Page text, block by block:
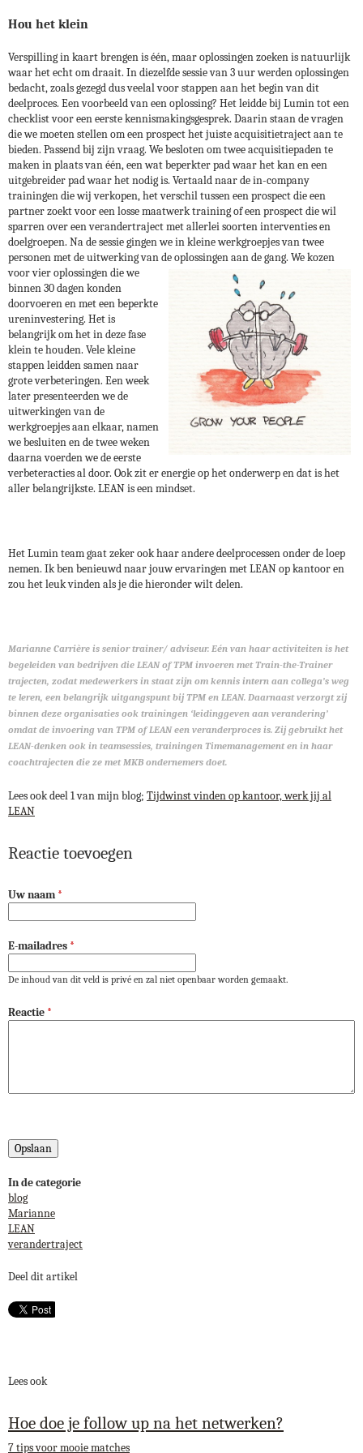
Hou het klein
Verspilling in kaart brengen is één, maar oplossingen zoeken is natuurlijk
waar het echt om draait. In diezelfde sessie van 3 uur werden oplossingen
bedacht, zoals gezegd dus veelal voor stappen aan het begin van dit
deelproces. Een voorbeeld van een oplossing? Het leidde bij Lumin tot een
checklist voor een eerste kennismakingsgesprek. Daarin staan de vragen
die we moeten stellen om een prospect het juiste acquisitietraject aan te
bieden. Passend bij zijn vraag. We besloten om twee acquisitiepaden te
maken in plaats van één, een wat beperkter pad waar het kan en een
uitgebreider pad waar het nodig is. Vertaald naar de in-company
trainingen die wij verkopen, het verschil tussen een prospect die een
partner zoekt voor een losse maatwerk training of een prospect die wil
sparren over een verandertraject met allerlei soorten interventies en
doelgroepen. Na de sessie gingen we in kleine werkgroepjes van twee
personen met de uitwerking van de oplossingen aan de gang. We kozen
voor vier oplossingen die we
binnen 30 dagen konden
doorvoeren en met een beperkte
ureninvestering. Het is
belangrijk om het in deze fase
klein te houden. Vele kleine
stappen leidden samen naar
grote verbeteringen. Een week
later presenteerden we de
uitwerkingen van de
werkgroepjes aan elkaar, namen
we besluiten en de twee weken
daarna voerden we de eerste
verbeteracties al door. Ook zit er energie op het onderwerp en dat is het
aller belangrijkste. LEAN is een mindset.
Het Lumin team gaat zeker ook haar andere deelprocessen onder de loep
nemen. Ik ben benieuwd naar jouw ervaringen met LEAN op kantoor en
zou het leuk vinden als je die hieronder wilt delen.
Marianne Carrière is senior trainer/ adviseur. Eén van haar activiteiten is het
begeleiden van bedrijven die LEAN of TPM invoeren met Train-the-Trainer
trajecten, zodat medewerkers in staat zijn om kennis intern aan collega’s weg
te leren, een belangrijk uitgangspunt bij TPM en LEAN. Daarnaast verzorgt zij
binnen deze organisaties ook trainingen ‘leidinggeven aan verandering’
omdat de invoering van TPM of LEAN een veranderproces is. Zij gebruikt het
LEAN-denken ook in teamsessies, trainingen Timemanagement en in haar
coachtrajecten die ze met MKB ondernemers doet.
Lees ook deel 1 van mijn blog; Tijdwinst vinden op kantoor, werk jij al
LEAN
Reactie toevoegen
Uw naam*
E-mailadres *
De inhoud van dit veld is privé en zal niet openbaar worden gemaakt.
Reactie *
In de categorie
blog
Marianne
LEAN
verandertraject
Deel dit artikel
Lees ook
Hoe doe je follow up na het netwerken?
7 tips voor mooie matches